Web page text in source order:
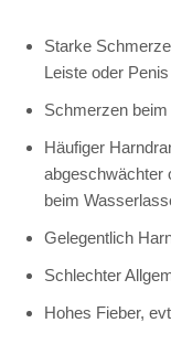
Starke
Leiste oder
Schmerzen
Häufiger
abgeschwächter
beim
Gelegentlich
Schlechter
Hohes Fieber,